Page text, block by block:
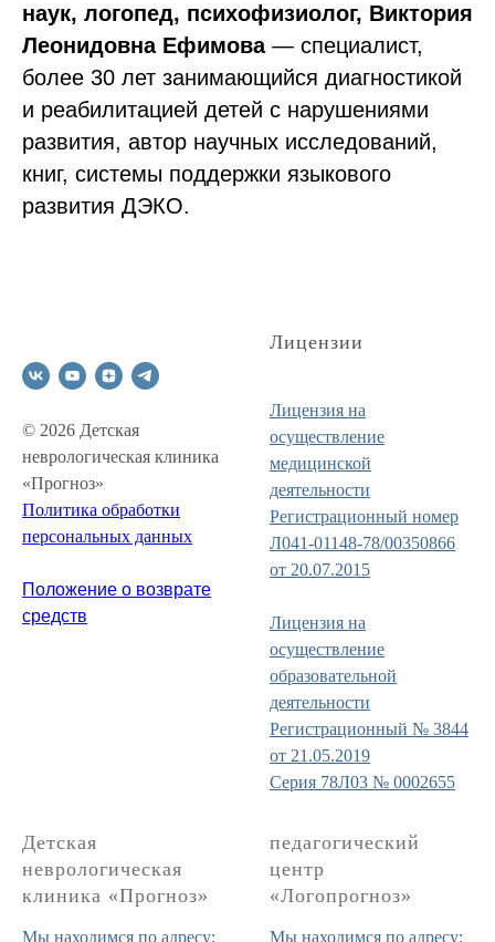
наук, логопед, психофизиолог, Виктория
Леонидовна Ефимова— специалист,
более 30 лет занимающийся диагностикой
и реабилитацией детей с нарушениями
развития, автор научных исследований,
книг, системы поддержки языкового
развития ДЭКО.
© 2026 Детская
неврологическая клиника
«Прогноз»
Политика обработки
персональных данных
Положение о возврате
средств
Лицензии
Лицензия на
осуществление
медицинской
деятельности
Регистрационный номер
Л041-01148-78/00350866
от 20.07.2015
Лицензия на
осуществление
образовательной
деятельности
Регистрационный № 3844
от 21.05.2019
Серия 78Л03 № 0002655
Детская
неврологическая
клиника «Прогноз»
Мы находимся по адресу:
педагогический
центр
«Логопрогноз»
Мы находимся по адресу: